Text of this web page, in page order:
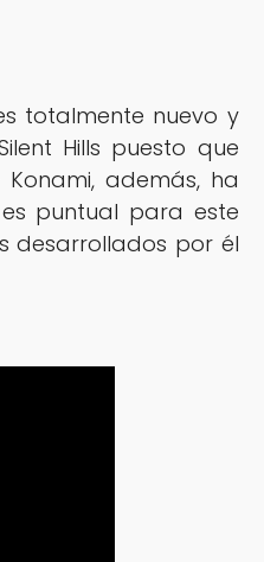
totalmente nuevo y
Hills puesto que
además, ha
puntual para este
desarrollados por él